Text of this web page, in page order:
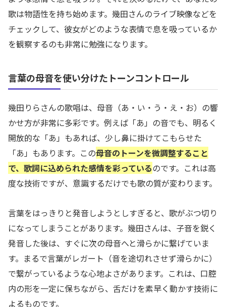
歌は物語性を持ち始めます。幾田さんのライブ映像などを
チェックして、彼女がどのような表情で息を吸っているか
を観察するのも非常に勉強になります。
言葉の母音を使い分けたトーンコントロール
幾田りらさんの歌唱は、母音（あ・い・う・え・お）の響
かせ方が非常に多彩です。例えば「あ」の音でも、明るく
開放的な「あ」もあれば、少し鼻に掛けてこもらせた
「あ」もあります。この母音のトーンを微調整すること
で、歌詞に込められた感情を彩っているのです。これは高
度な技術ですが、意識するだけでも歌の質が変わります。
言葉をはっきりと発音しようとしすぎると、歌がぶつ切り
になってしまうことがあります。幾田さんは、子音を鋭く
発音した後は、すぐに次の母音へと滑らかに繋げていま
す。まるで言葉がレガート（音を途切れさせず滑らかに）
で繋がっているような心地よさがあります。これは、口腔
内の形を一定に保ちながら、舌だけを素早く動かす技術に
よるものです。